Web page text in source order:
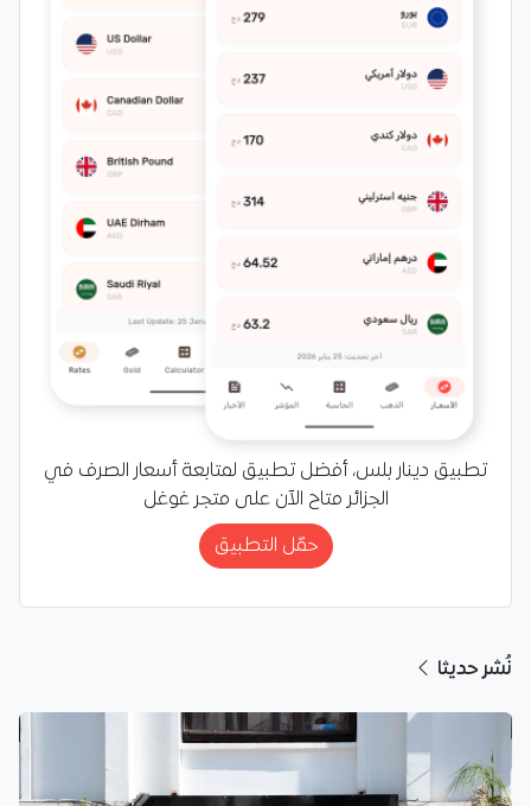
تطبيق دينار بلس، أفضل تطبيق لمتابعة أسعار الصرف في
الجزائر متاح الآن على متجر غوغل
حمّل التطبيق
نُشر حديثا